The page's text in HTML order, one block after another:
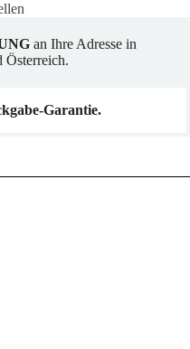
an Ihre Adresse in
Österreich.
Garantie.